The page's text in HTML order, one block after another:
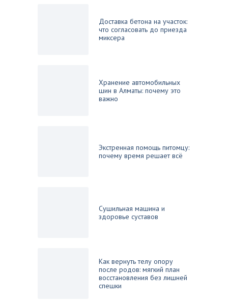
Доставка бетона на участок:
что согласовать до приезда
миксера
Хранение автомобильных
шин в Алматы: почему это
важно
Экстренная помощь питомцу:
почему время решает всё
Сушильная машина и
здоровье суставов
Как вернуть телу опору
после родов: мягкий план
восстановления без лишней
спешки